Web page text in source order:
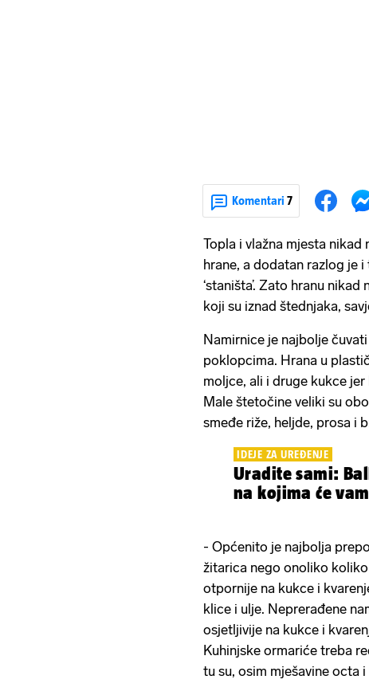
Komentari 7
Topla i vlažna mjesta
hrane, a dodatan razlog je
‘staništa’. Zato hranu
koji su iznad štednjaka,
Namirnice je najbolje
poklopcima. Hrana u
moljce, ali i druge kukce
Male štetočine veliki su
smeđe riže, heljde, prosa i
IDEJE ZA UREĐENJE
Uradite sami:
na kojima će
- Općenito je najbolja
žitarica nego onoliko
otpornije na kukce i
klice i ulje. Neprerađene
osjetljivije na kukce i
Kuhinjske ormariće treba
tu su, osim mješavine octa